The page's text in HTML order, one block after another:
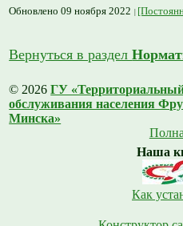
Обновлено 09 ноября 2022
Вернуться в раздел
© 2026ГУ
обслуживания населения
Минска»
Наша
Как